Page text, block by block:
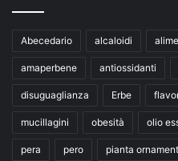
Abecedario alcaloidi
amaperbene antiossidanti
disuguaglianza Erbe
mucillagini obesità olio
pera pero pianta